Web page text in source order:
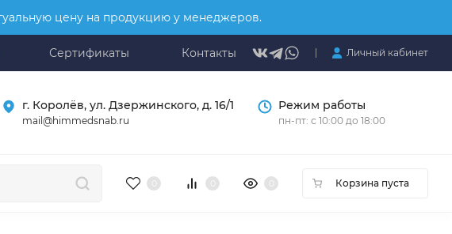
цену на продукцию у менеджеров.
Сертификаты Контакты Личный кабинет
г. Королёв, ул. Дзержинского, д. 16/1
mail@himmedsnab.ru
Режим работы
пн-пт: с 10:00 до 18:00
Корзина пуста